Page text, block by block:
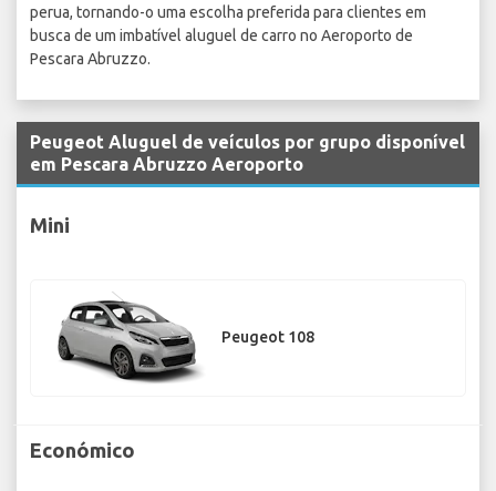
perua, tornando-o uma escolha preferida para clientes em
busca de um imbatível aluguel de carro no Aeroporto de
Pescara Abruzzo.
Peugeot Aluguel de veículos por grupo disponível
em Pescara Abruzzo Aeroporto
Mini
Peugeot 108
Económico